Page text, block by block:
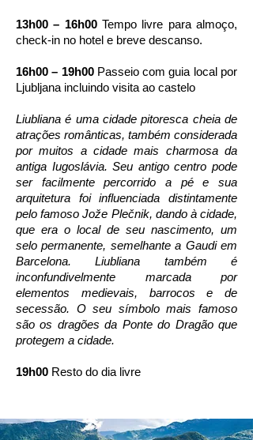
13h00 – 16h00 Tempo livre para almoço,
check-in no hotel e breve descanso.
16h00 – 19h00 Passeio com guia local por
Ljubljana incluindo visita ao castelo
Liubliana é uma cidade pitoresca cheia de
atrações românticas, também considerada
por muitos a cidade mais charmosa da
antiga Iugoslávia. Seu antigo centro pode
ser facilmente percorrido a pé e sua
arquitetura foi influenciada distintamente
pelo famoso Jože Plečnik, dando à cidade,
que era o local de seu nascimento, um
selo permanente, semelhante a Gaudi em
Barcelona. Liubliana também é
inconfundivelmente marcada por
elementos medievais, barrocos e de
secessão. O seu símbolo mais famoso
são os dragões da Ponte do Dragão que
protegem a cidade.
19h00 Resto do dia livre